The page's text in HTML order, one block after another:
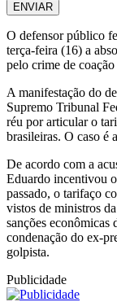
ENVIAR
O defensor público
terça-feira (16) a
pelo crime de
A manifestação do
Supremo Tribunal
réu por articular o
brasileiras. O caso é
De acordo com a
Eduardo incentivou
passado, o tarifaço
vistos de ministros
sanções
condenação do ex-
golpista.
Publicidade